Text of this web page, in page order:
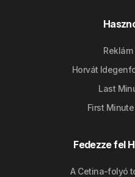
Horvát
Last
First
Fedezze fel
A Cetina-folyó